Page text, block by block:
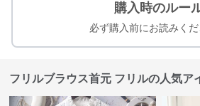
購入時のルー
必ず購入前にお読みくだ
フリルブラウス首元 フリルの人気ア